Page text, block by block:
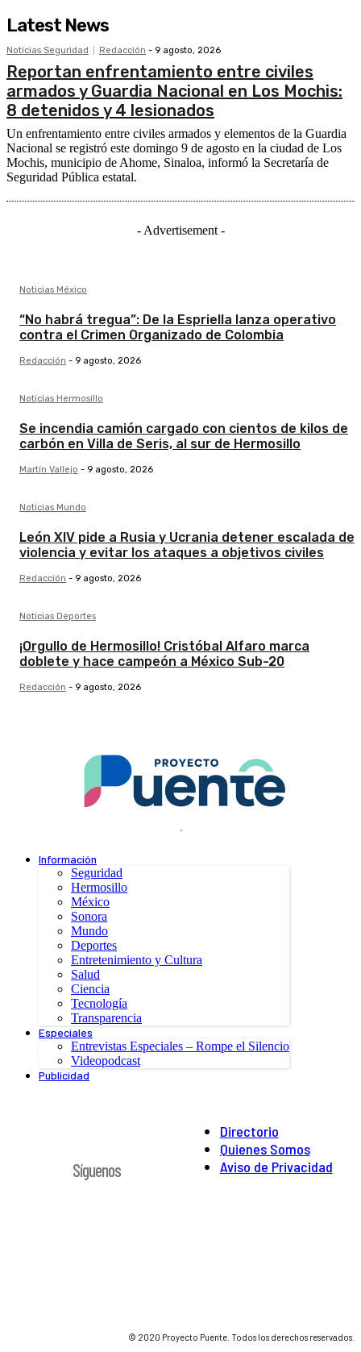
Latest News
Noticias Seguridad Redacción - 9 agosto, 2026
Reportan enfrentamiento entre civiles
armados y Guardia Nacional en Los Mochis:
8 detenidos y 4 lesionados
Un enfrentamiento entre civiles armados y elementos de la Guardia
Nacional se registró este domingo 9 de agosto en la ciudad de Los
Mochis, municipio de Ahome, Sinaloa, informó la Secretaría de
Seguridad Pública estatal.
- Advertisement -
Noticias México
“No habrá tregua”: De la Espriella lanza operativo
contra el Crimen Organizado de Colombia
Redacción - 9 agosto, 2026
Noticias Hermosillo
Se incendia camión cargado con cientos de kilos de
carbón en Villa de Seris, al sur de Hermosillo
Martín Vallejo - 9 agosto, 2026
Noticias Mundo
León XIV pide a Rusia y Ucrania detener escalada de
violencia y evitar los ataques a objetivos civiles
Redacción - 9 agosto, 2026
Noticias Deportes
¡Orgullo de Hermosillo! Cristóbal Alfaro marca
doblete y hace campeón a México Sub-20
Redacción - 9 agosto, 2026
.
Información
Seguridad
Hermosillo
México
Sonora
Mundo
Deportes
Entretenimiento y Cultura
Salud
Ciencia
Tecnología
Transparencia
Especiales
Entrevistas Especiales – Rompe el Silencio
Videopodcast
Publicidad
Directorio
Quienes Somos
Aviso de Privacidad
Síguenos
© 2020 Proyecto Puente. Todos los derechos reservados.